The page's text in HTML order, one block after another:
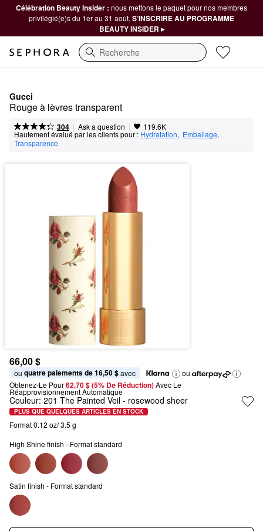
Célébration Beauty Insider : nous mettons le paquet pour nos membres
privilégié(e)s du 1er au 31 août. S’INSCRIRE AU PROGRAMME
BEAUTY INSIDER ▸
Recherche
Gucci
Rouge à lèvres transparent
304 | Ask a question | 119.6K
Hautement évalué par les clients pour : Hydratation, Emballage,
Transparence
66,00 $
ou quatre paiements de 16,50 $ avec
ou
Obtenez-Le Pour62,70 $ (5% De Réduction) Avec Le
Réapprovisionnement Automatique
Couleur: 201 The Painted Veil - rosewood sheer
PLUS QUE QUELQUES ARTICLES EN STOCK
Format 0.12 oz/ 3.5 g
High Shine finish - Format standard
Satin finish - Format standard